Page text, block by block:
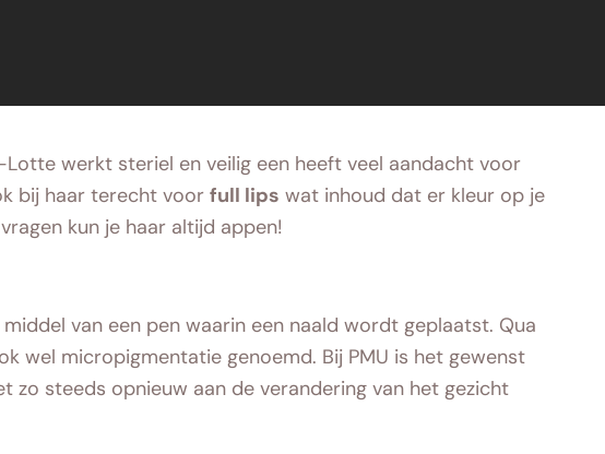
werkt steriel en veilig een heeft veel aandacht voor
bij haar terecht voor full lips wat inhoud dat er kleur op je
kun je haar altijd appen!
van een pen waarin een naald wordt geplaatst. Qua
wel micropigmentatie genoemd. Bij PMU is het gewenst
steeds opnieuw aan de verandering van het gezicht